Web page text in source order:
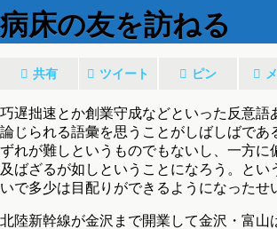
病床の友を訪ねる
共有 ツイート ピン
巧遅拙速とか創業守成などといった反意語
論じられる語彙を思うことがしばしばであ
ずれが難しというものでもないし、一方に
及ばざるが如しということになろう。とい
いで多少は目配りができるようになったせ
北陸新幹線が金沢まで開業して金沢・富山